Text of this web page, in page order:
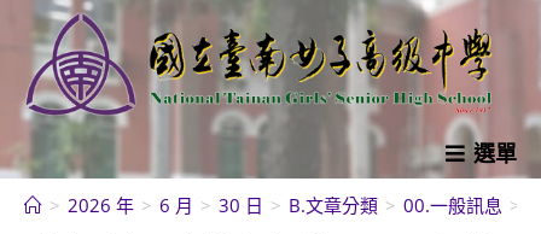
內
選單
> 2026 年 > 6 月 > 30 日 > B.文章分類 > 00.一般訊息 >